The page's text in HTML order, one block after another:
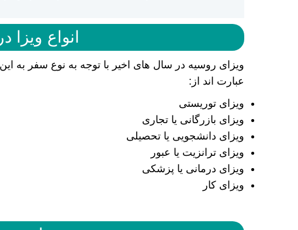
انواع ویزا
ویزای روسیه در سال های اخیر با توجه به نوع سفر به
عبارت اند از:
ویزای توریستی
ویزای بازرگانی یا تجاری
ویزای دانشجویی یا تحصیلی
ویزای ترانزیت یا عبور
ویزای درمانی یا پزشکی
ویزای کار